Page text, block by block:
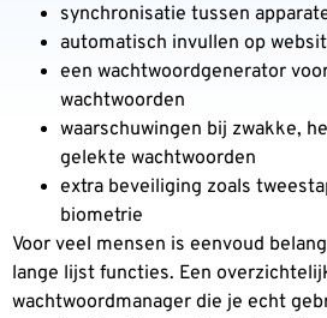
synchronisatie tussen
automatisch invullen op
een wachtwoordgenerator
wachtwoorden
waarschuwingen bij zwakke,
gelekte wachtwoorden
extra beveiliging zoals
biometrie
Voor veel mensen is eenvoud
lange lijst functies. Een
wachtwoordmanager die je echt